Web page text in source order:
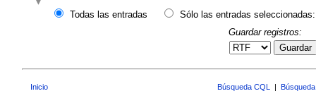
Todas las entradas
Sólo las entradas seleccionadas:
Guardar registros:
Guardar
Inicio Búsqueda CQL